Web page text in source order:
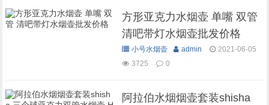
方形亚克力水烟壶 单嘴 双管
清吧带灯水烟壶批发价格
小号水烟壶 admin
2021-06-05
3725
0
阿拉伯水烟烟壶套装shisha